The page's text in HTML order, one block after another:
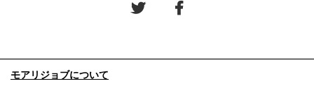
モアリジョブについて